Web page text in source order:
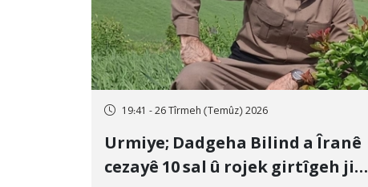
19:41 - 26 Tîrmeh (Temûz) 2026
Urmiye; Dadgeha Bilind a Îranê
cezayê 10 sal û rojek girtîgeh ji